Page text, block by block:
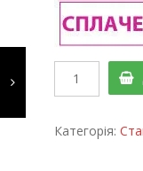
штамп
Категорія: